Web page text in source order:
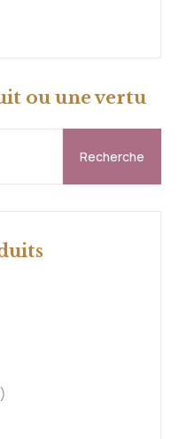
ou une vertu
Recherche